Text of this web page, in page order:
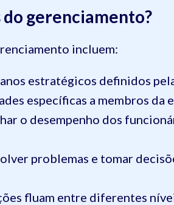
gerenciamento?
incluem:
estratégicos definidos
específicas a membros da
o desempenho dos
problemas e tomar
fluam entre diferentes